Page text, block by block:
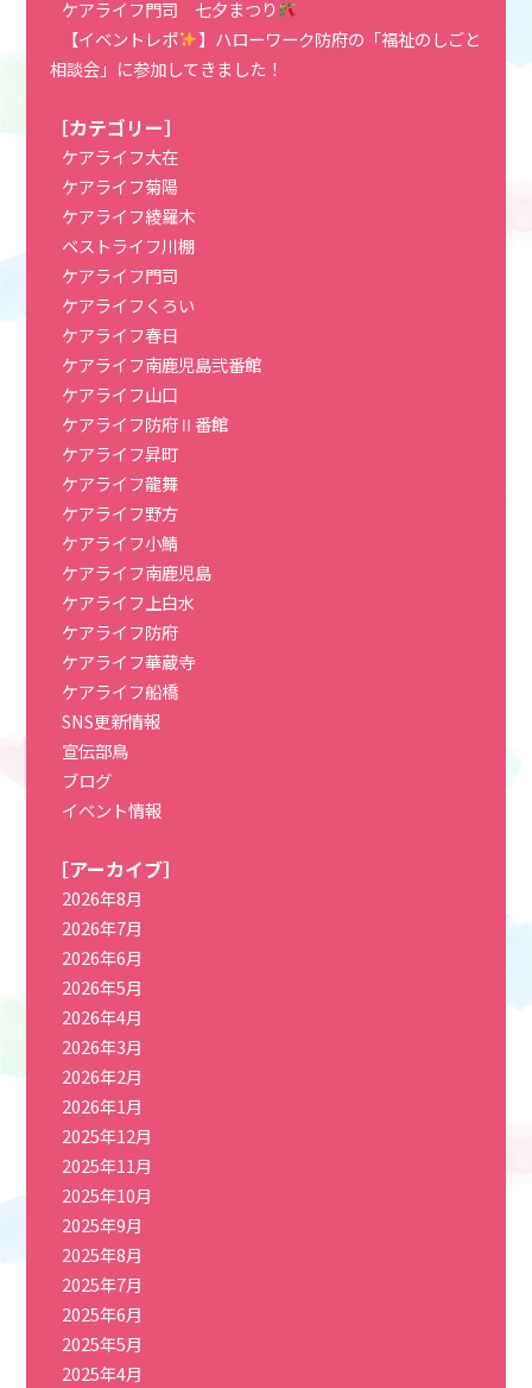
ケアライフ門司 七夕まつり
【イベントレポ
】ハローワーク防府の「福祉のしごと
相談会」に参加してきました！
［カテゴリー］
ケアライフ大在
ケアライフ菊陽
ケアライフ綾羅木
ベストライフ川棚
ケアライフ門司
ケアライフくろい
ケアライフ春日
ケアライフ南鹿児島弐番館
ケアライフ山口
ケアライフ防府Ⅱ番館
ケアライフ昇町
ケアライフ龍舞
ケアライフ野方
ケアライフ小鯖
ケアライフ南鹿児島
ケアライフ上白水
ケアライフ防府
ケアライフ華蔵寺
ケアライフ船橋
SNS更新情報
宣伝部鳥
ブログ
イベント情報
［アーカイブ］
2026年8月
2026年7月
2026年6月
2026年5月
2026年4月
2026年3月
2026年2月
2026年1月
2025年12月
2025年11月
2025年10月
2025年9月
2025年8月
2025年7月
2025年6月
2025年5月
2025年4月